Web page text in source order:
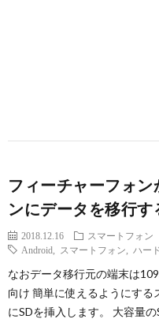
フィーチャーフォ
ンにデータを移行す
2018.12.16
スマートフォン
Android
スマートフォン ハー
なおデータ移行元の端末は
向け 簡単に使えるようにする
にSDを挿入します。 大容量